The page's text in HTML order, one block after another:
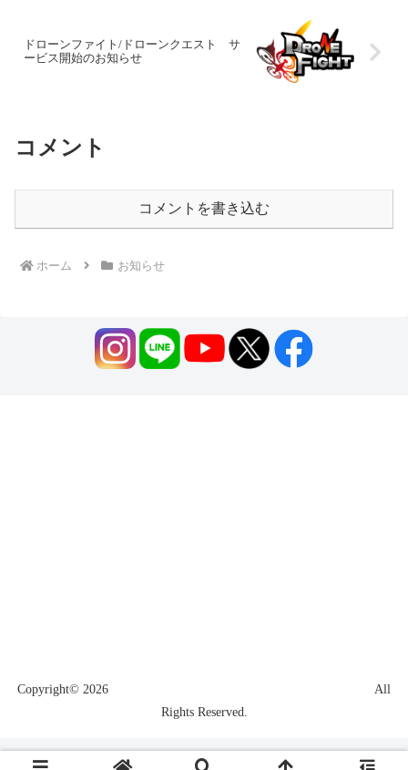
ドローンファイト/ドローンクエスト サ
ービス開始のお知らせ
コメント
コメントを書き込む
ホーム お知らせ
Copyright© 2026
All
Rights Reserved.